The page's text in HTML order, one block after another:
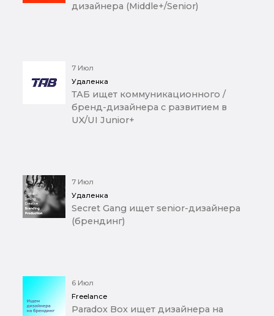
дизайнера (Middle+/Senior)
7 Июл
Удаленка
ТАБ ищет коммуникационного /
бренд-дизайнера с развитием в
UX/UI Junior+
7 Июл
Удаленка
Secret Gang ищет senior-дизайнера
(брендинг)
6 Июл
Freelance
Paradox Box ищет дизайнера на